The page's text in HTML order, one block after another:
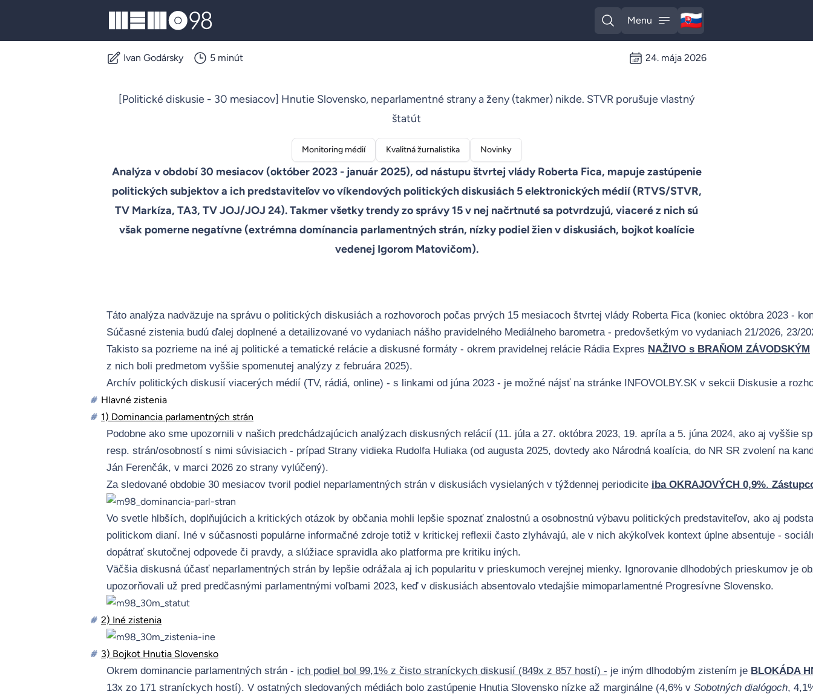
MEMO98
Open search
Menu
Open menu
🇸🇰
Slovak
Ivan Godársky 5 minút 24. mája 2026
[Politické diskusie - 30 mesiacov] Hnutie Slovensko, neparlamentné strany a ženy (takmer) nikde. STVR porušuje vlastný
štatút
Monitoring médií Kvalitná žurnalistika Novinky
Analýza v období 30 mesiacov (október 2023 - január 2025), od nástupu štvrtej vlády Roberta Fica, mapuje zastúpenie
politických subjektov a ich predstaviteľov vo víkendových politických diskusiách 5 elektronických médií (RTVS/STVR,
TV Markíza, TA3, TV JOJ/JOJ 24). Takmer všetky trendy zo správy 15 v nej načrtnuté sa potvrdzujú, viaceré z nich sú
však pomerne negatívne (extrémna domínancia parlamentných strán, nízky podiel žien v diskusiách, bojkot koalície
vedenej Igorom Matovičom).
Táto analýza nadväzuje na správu o politických diskusiách a rozhovoroch počas prvých 15 mesiacoch štvrtej vlády Roberta Fica (koniec októbra 2023 -
Súčasné zistenia budú ďalej doplnené a detailizované vo vydaniach nášho pravidelného Mediálneho barometra- predovšetkým vo vydaniach 21/2026, 23/
Takisto sa pozrieme na iné aj politické a tematické relácie a diskusné formáty - okrem pravidelnej relácie Rádia Expres NAŽIVO s BRAŇOM ZÁVODSKÝM
z nich boli predmetom vyššie spomenutej analýzy z februára 2025).
Archív politických diskusií viacerých médií (TV, rádiá, online) - s linkami od júna 2023 - je možné nájsť na stránke INFOVOLBY.SK v sekcii Diskusie a
# Hlavné zistenia
# 1) Dominancia parlamentných strán
Podobne ako sme upozornili v našich predchádzajúcich analýzach diskusných relácií (11. júlaa 27. októbra 2023, 19. aprílaa 5. júna 2024, ako aj vyššie
resp. strán/osobností s nimi súvisiacich - prípad Strany vidieka Rudolfa Huliaka (od augusta 2025, dovtedy ako Národná koalícia, do NR SR zvolení na
Ján Ferenčák, v marci 2026 zo strany vylúčený).
Za sledované obdobie 30 mesiacov tvoril podiel neparlamentných strán v diskusiách vysielaných v týždennej periodicite iba OKRAJOVÝCH 0,9%.
Vo svetle hlbších, doplňujúcich a kritických otázok by občania mohli lepšie spoznať znalostnú a osobnostnú výbavu politických predstaviteľov, ako aj
politickom dianí. Iné v súčasnosti populárne informačné zdroje totiž v kritickej reflexii často zlyhávajú, ale v nich akýkoľvek kontext úplne absentuje -
dopátrať skutočnej odpovede či pravdy, a slúžiace spravidla ako platforma pre kritiku iných.
Väčšia diskusná účasť neparlamentných strán by lepšie odrážala aj ich popularitu v prieskumoch verejnej mienky. Ignorovanie dlhodobých prieskumov
upozorňovali už pred predčasnými parlamentnými voľbami 2023, keď v diskusiách absentovalo vtedajšie mimoparlamentné Progresívne Slovensko.
# 2) Iné zistenia
# 3) Bojkot Hnutia Slovensko
Okrem dominancie parlamentných strán - ich podiel bol 99,1% z čisto straníckych diskusií (849x z 857 hostí) - je iným dlhodobým zistením je BLOKÁDA
13x zo 171 straníckych hostí). V ostatných sledovaných médiách bolo zastúpenie Hnutia Slovensko nízke až marginálne (4,6% v Sobotných dialógoch,